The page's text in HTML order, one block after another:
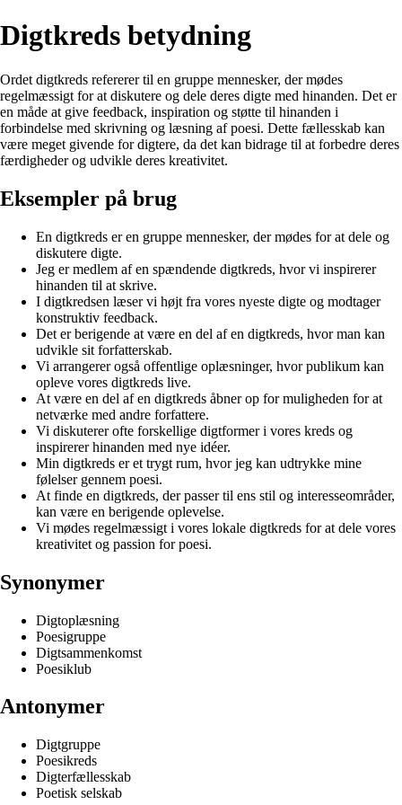
Digtkreds betydning
Ordet digtkreds refererer til en gruppe mennesker, der mødes
regelmæssigt for at diskutere og dele deres digte med hinanden. Det er
en måde at give feedback, inspiration og støtte til hinanden i
forbindelse med skrivning og læsning af poesi. Dette fællesskab kan
være meget givende for digtere, da det kan bidrage til at forbedre deres
færdigheder og udvikle deres kreativitet.
Eksempler på brug
En digtkreds er en gruppe mennesker, der mødes for at dele og
diskutere digte.
Jeg er medlem af en spændende digtkreds, hvor vi inspirerer
hinanden til at skrive.
I digtkredsen læser vi højt fra vores nyeste digte og modtager
konstruktiv feedback.
Det er berigende at være en del af en digtkreds, hvor man kan
udvikle sit forfatterskab.
Vi arrangerer også offentlige oplæsninger, hvor publikum kan
opleve vores digtkreds live.
At være en del af en digtkreds åbner op for muligheden for at
netværke med andre forfattere.
Vi diskuterer ofte forskellige digtformer i vores kreds og
inspirerer hinanden med nye idéer.
Min digtkreds er et trygt rum, hvor jeg kan udtrykke mine
følelser gennem poesi.
At finde en digtkreds, der passer til ens stil og interesseområder,
kan være en berigende oplevelse.
Vi mødes regelmæssigt i vores lokale digtkreds for at dele vores
kreativitet og passion for poesi.
Synonymer
Digtoplæsning
Poesigruppe
Digtsammenkomst
Poesiklub
Antonymer
Digtgruppe
Poesikreds
Digterfællesskab
Poetisk selskab